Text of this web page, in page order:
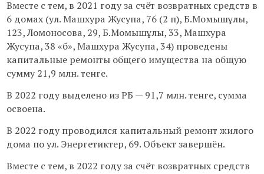
Вместе с тем, в 2021 году за счёт возвратных средств в
6 домах (ул. Машхура Жусупа, 76 (2 п), Б.Момышұлы,
123, Ломоносова, 29, Б.Момышұлы, 33, Машхура
Жусупа, 38 «б», Машхура Жусупа, 34) проведены
капитальные ремонты общего имущества на общую
сумму 21,9 млн. тенге.
В 2022 году выделено из РБ — 91,7 млн. тенге, сумма
освоена.
В 2022 году проводился капитальный ремонт жилого
дома по ул. Энергетиктер, 69. Объект завершён.
Вместе с тем, в 2022 году за счёт возвратных средств